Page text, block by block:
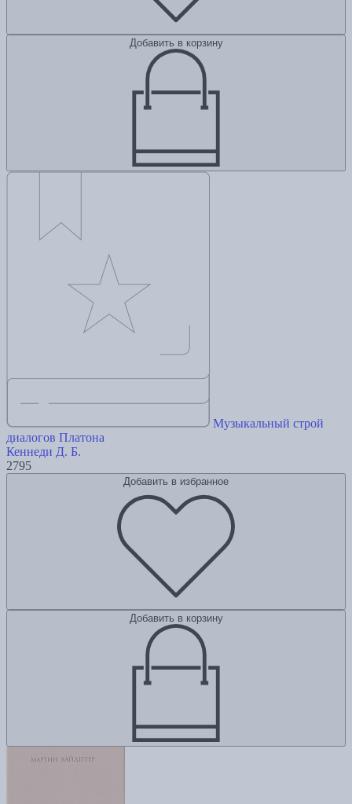
Добавить в корзину
Музыкальный строй
диалогов Платона
Кеннеди Д. Б.
2795
Добавить в избранное
Добавить в корзину